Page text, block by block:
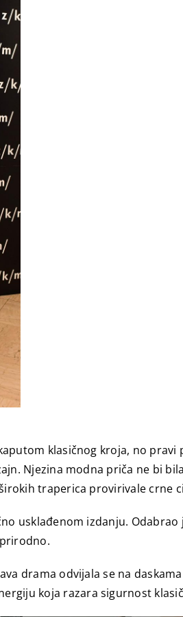
klasičnog kroja, no
Njezina modna priča ne bi
traperica provirivale crne
usklađenom izdanju.
drama odvijala se na daskama
koja razara sigurnost